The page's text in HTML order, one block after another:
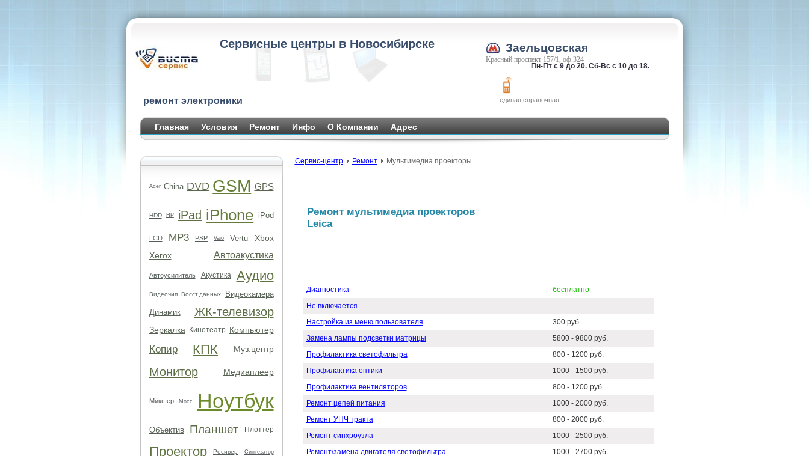
Сервисные центры в Новосибирске
ремонт электроники
Заельцовская
Красный проспект 157/1, оф.324
Пн-Пт с 9 до 20. Сб-Вс с 10 до 18.
единая справочная
Главная Условия Ремонт Инфо О Компании Адрес
Acer China DVD GSM GPS
HDD HP iPad iPhone iPod
LCD MP3 PSP Vaio Vertu
Xbox
Xerox
Автоакустика
Автоусилитель Акустика Аудио
Видеочип Восст.данных
Видеокамера
Динамик
ЖК-телевизор
Зеркалка Кинотеатр Компьютер
Копир КПК Муз.центр
Монитор Медиаплеер
Микшер Мост Ноутбук
Объектив Планшет Плоттер
Проектор Ресивер Синтезатор
Сервис-центр Ремонт Мультимедиа проекторы
Ремонт мультимедиа проекторов
Leica
Диагностика
бесплатно
Не включается
Настройка из меню пользователя
300 руб.
Замена лампы подсветки матрицы
5800 - 9800 руб.
Профилактика светофильтра
800 - 1200 руб.
Профилактика оптики
1000 - 1500 руб.
Профилактика вентиляторов
800 - 1200 руб.
Ремонт цепей питания
1000 - 2000 руб.
Ремонт УНЧ тракта
800 - 2000 руб.
Ремонт синхроузла
1000 - 2500 руб.
Ремонт/замена двигателя светофильтра
1000 - 2700 руб.